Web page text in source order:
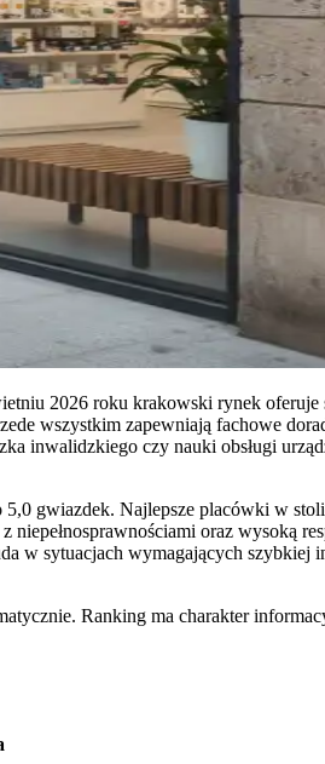
2026 roku krakowski rynek oferuje
wszystkim zapewniają fachowe
inwalidzkiego czy nauki obsługi
gwiazdek. Najlepsze placówki w
oraz wysoką
w sytuacjach wymagających szybkiej
Ranking ma charakter